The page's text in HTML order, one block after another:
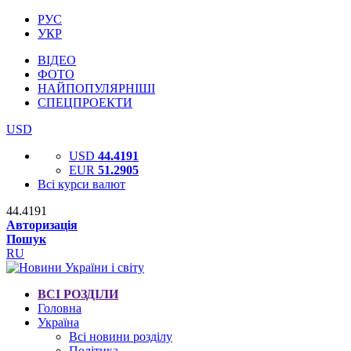
РУС
УКР
ВІДЕО
ФОТО
НАЙПОПУЛЯРНІШІ
СПЕЦПРОЕКТИ
USD
USD 44.4191
EUR 51.2905
Всі курси валют
44.4191
Авторизація
Пошук
RU
ВСІ РОЗДІЛИ
Головна
Україна
Всі новини розділу